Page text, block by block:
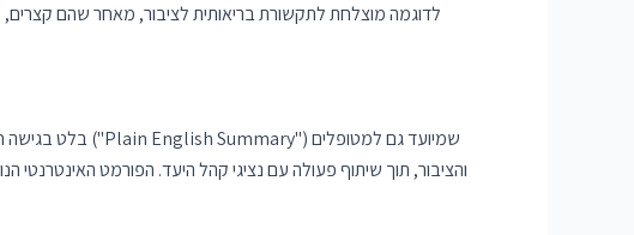
לדוגמה מוצלחת לתקשורת בריאותית לציבור, מאחר שהם קצרים,
והציבור, תוך שיתוף פעולה עם נציגי קהל היעד. הפורמט